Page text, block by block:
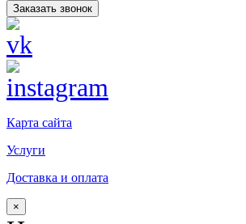
Заказать звонок
Карта сайта
Услуги
Доставка и оплата
×